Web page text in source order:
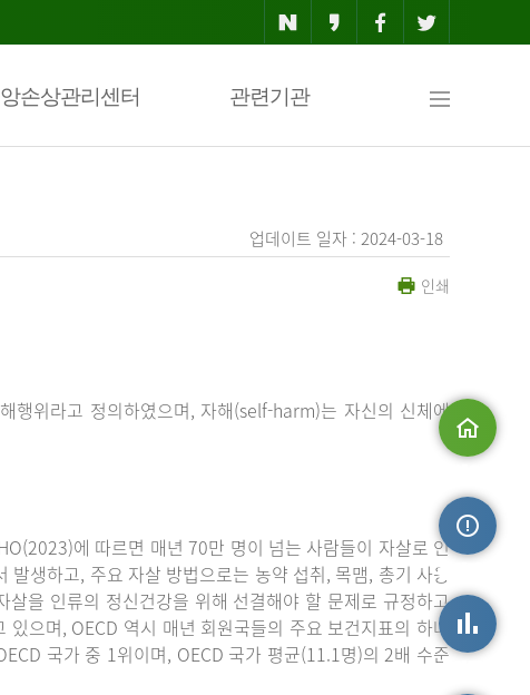
손상관리센터 관련기관
맵
업데이트 일자 : 2024-03-18
인쇄
행위라고 정의하였으며, 자해(self-harm)는 자신의 신체에
에 따르면 매년 70만 명이 넘는 사람들이 자살로 인
생하고, 주요 자살 방법으로는 농약 섭취, 목맴, 총기 사용
을 인류의 정신건강을 위해 선결해야 할 문제로 규정하고
으며, OECD 역시 매년 회원국들의 주요 보건지표의 하나
국가 중 1위이며, OECD 국가 평균(11.1명)의 2배 수준
손상정보
손상통계